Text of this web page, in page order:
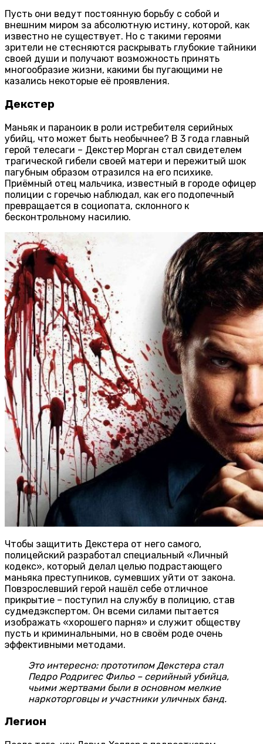
Пусть они ведут постоянную борьбу с собой и
внешним миром за абсолютную истину, которой, как
известно не существует. Но с такими героями
зрители не стесняются раскрывать глубокие тайники
своей души и получают возможность принять
многообразие жизни, какими бы пугающими не
казались некоторые её проявления.
Декстер
Маньяк и параноик в роли истребителя серийных
убийц, что может быть необычнее? В 3 года главный
герой телесаги – Декстер Морган стал свидетелем
трагической гибели своей матери и пережитый шок
пагубным образом отразился на его психике.
Приёмный отец мальчика, известный в городе офицер
полиции с горечью наблюдал, как его подопечный
превращается в социопата, склонного к
бесконтрольному насилию.
Чтобы защитить Декстера от него самого,
полицейский разработал специальный «Личный
кодекс», который делал целью подрастающего
маньяка преступников, сумевших уйти от закона.
Повзрослевший герой нашёл себе отличное
прикрытие – поступил на службу в полицию, став
судмедэкспертом. Он всеми силами пытается
изображать «хорошего парня» и служит обществу
пусть и криминальными, но в своём роде очень
эффективными методами.
Это интересно: прототипом Декстера стал
Педро Родригес Фильо – серийный убийца,
чьими жертвами были в основном мелкие
наркоторговцы и участники уличных банд.
Легион